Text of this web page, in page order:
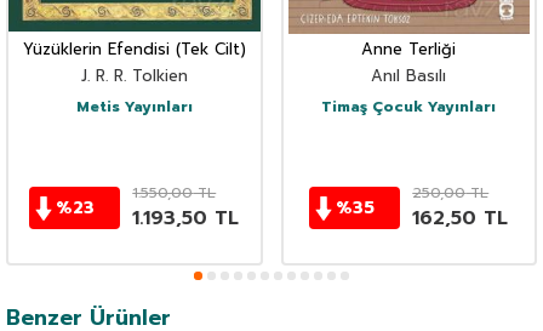
Yüzüklerin Efendisi (Tek Cilt)
J. R. R. Tolkien
Metis Yayınları
%23
1.550,00TL
1.193,50 TL
Anne Terliği
Anıl Basılı
Timaş Çocuk Yayınları
%35
250,00TL
162,50 TL
Benzer Ürünler